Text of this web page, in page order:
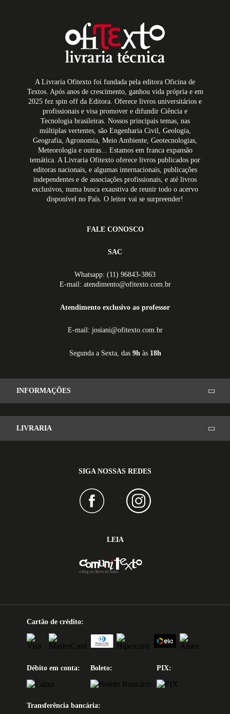
A Livraria Ofitexto foi fundada pela editora Oficina de
Textos. Após anos de crescimento, ganhou vida própria e em
2025 fez spin off da Editora. Oferece livros universitários e
profissionais e visa promover e difundir Ciência e
Tecnologia brasileiras. Nossos principais temas, nas
múltiplas vertentes, são Engenharia Civil, Geologia,
Geografia, Agronomia, Meio Ambiente, Geotecnologias,
Meteorologia e outras... Estamos em franca expansão
temática. A Livraria Ofitexto oferece livros publicados por
editoras nacionais, e algumas internacionais, publicações
independentes e de associações profissionais, e até livros
exclusivos, numa busca exaustiva de reunir todo o acervo
disponível no País. O leitor vai se surpreender!
FALE CONOSCO
SAC
Whatsapp: (11) 96843-3863
E-mail: atendimento@ofitexto.com.br
Atendimento exclusivo ao professor
E-mail: josiani@ofitexto.com.br
Segunda a Sexta, das 9hàs 18h
INFORMAÇÕES
LIVRARIA
SIGA NOSSAS REDES
LEIA
Cartão de crédito:
Débito em conta: Boleto: PIX:
Transferência bancária: